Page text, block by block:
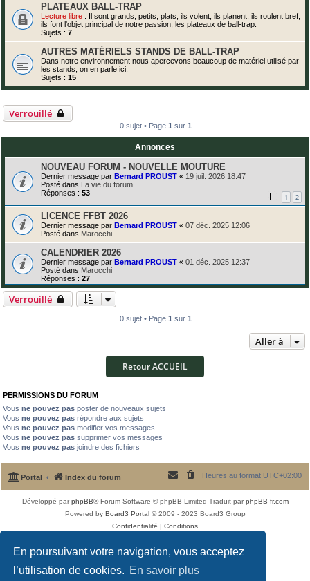
En poursuivant votre navigation, vous acceptez
l’utilisation de cookies. En savoir plus
PLATEAUX BALL-TRAP
Lecture libre : Il sont grands, petits, plats, ils volent, ils planent, ils roulent bref,
ils font l'objet principal de notre passion, les plateaux de ball-trap.
Sujets : 7
AUTRES MATÉRIELS STANDS DE BALL-TRAP
Dans notre environnement nous apercevons beaucoup de matériel utilisé par
les stands, on en parle ici.
Sujets : 15
Verrouillé
0 sujet • Page 1 sur 1
Annonces
NOUVEAU FORUM - NOUVELLE MOUTURE
Dernier message par Bernard PROUST « 19 juil. 2026 18:47
Posté dans La vie du forum
Réponses : 53 1 2
LICENCE FFBT 2026
Dernier message par Bernard PROUST « 07 déc. 2025 12:06
Posté dans Marocchi
CALENDRIER 2026
Dernier message par Bernard PROUST « 01 déc. 2025 12:37
Posté dans Marocchi
Réponses : 27
Verrouillé
0 sujet • Page 1 sur 1
Aller à
Retour ACCUEIL
PERMISSIONS DU FORUM
Vous ne pouvez pas poster de nouveaux sujets
Vous ne pouvez pas répondre aux sujets
Vous ne pouvez pas modifier vos messages
Vous ne pouvez pas supprimer vos messages
Vous ne pouvez pas joindre des fichiers
Portal Index du forum Heures au format UTC+02:00
Développé parphpBB® Forum Software © phpBB Limited Traduit parphpBB-fr.com
Powered by Board3 Portal© 2009 - 2023 Board3 Group
Confidentialité | Conditions